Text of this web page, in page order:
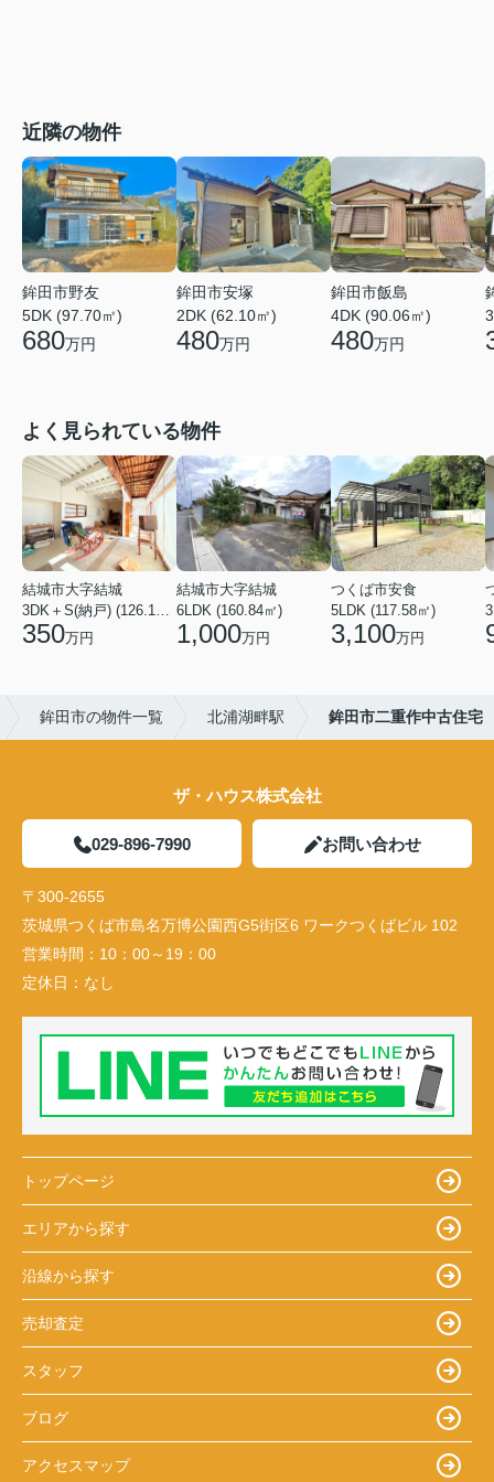
近隣の物件
鉾田市野友
5DK (97.70㎡)
680万円
鉾田市安塚
2DK (62.10㎡)
480万円
鉾田市飯島
4DK (90.06㎡)
480万円
よく見られている物件
結城市大字結城
3DK＋S(納戸) (126.19㎡)
350万円
結城市大字結城
6LDK (160.84㎡)
1,000万円
つくば市安食
5LDK (117.58㎡)
3,100万円
鉾田市の物件一覧 北浦湖畔駅 鉾田市二重作中古住宅
ザ・ハウス株式会社
029-896-7990 お問い合わせ
〒300-2655
茨城県つくば市島名万博公園西G5街区6 ワークつくばビル 102
営業時間： 10：00～19：00
定休日： なし
トップページ
エリアから探す
沿線から探す
売却査定
スタッフ
ブログ
アクセスマップ